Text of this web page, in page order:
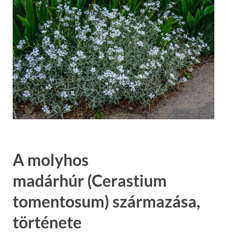
A molyhos
madárhúr (Cerastium
tomentosum) származása,
története